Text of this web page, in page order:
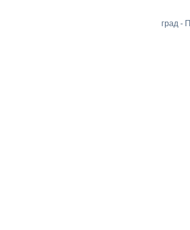
град - П